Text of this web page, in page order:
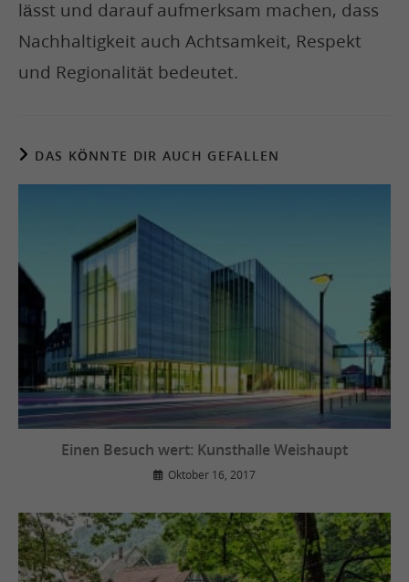
lässt und darauf aufmerksam machen, dass
Nachhaltigkeit auch Achtsamkeit, Respekt
und Regionalität bedeutet.
DAS KÖNNTE DIR AUCH GEFALLEN
Einen Besuch wert: Kunsthalle Weishaupt
Oktober 16, 2017